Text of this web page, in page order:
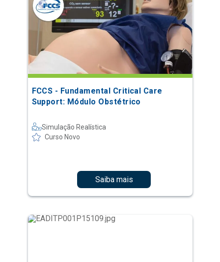
FCCS - Fundamental Critical Care
Support: Módulo Obstétrico
Simulação Realística
Curso Novo
Saiba mais